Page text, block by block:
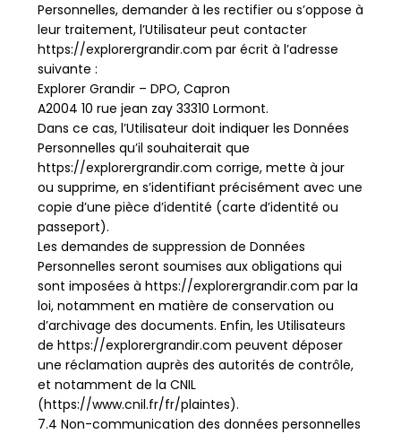
Personnelles, demander à les rectifier ou s’oppose à
leur traitement, l’Utilisateur peut contacter
https://explorergrandir.com par écrit à l’adresse
suivante :
Explorer Grandir – DPO, Capron
A2004 10 rue jean zay 33310 Lormont.
Dans ce cas, l’Utilisateur doit indiquer les Données
Personnelles qu’il souhaiterait que
https://explorergrandir.com corrige, mette à jour
ou supprime, en s’identifiant précisément avec une
copie d’une pièce d’identité (carte d’identité ou
passeport).
Les demandes de suppression de Données
Personnelles seront soumises aux obligations qui
sont imposées à https://explorergrandir.com par la
loi, notamment en matière de conservation ou
d’archivage des documents. Enfin, les Utilisateurs
de https://explorergrandir.com peuvent déposer
une réclamation auprès des autorités de contrôle,
et notamment de la CNIL
(https://www.cnil.fr/fr/plaintes).
7.4 Non-communication des données personnelles